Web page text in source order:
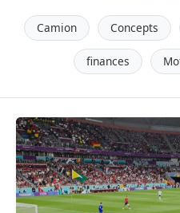
Camion Concepts
finances